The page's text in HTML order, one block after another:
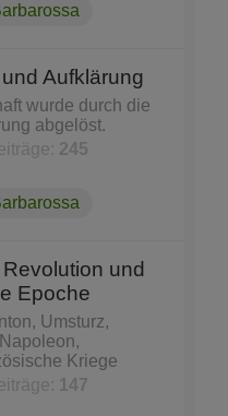
Aufklärung
wurde durch die
abgelöst.
245
und
Epoche
Umsturz,
Kriege
147